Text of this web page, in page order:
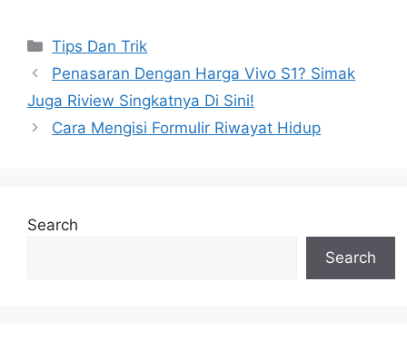
Categories
Tips Dan Trik
Penasaran Dengan Harga Vivo S1? Simak
Juga Riview Singkatnya Di Sini!
Cara Mengisi Formulir Riwayat Hidup
Search
Search